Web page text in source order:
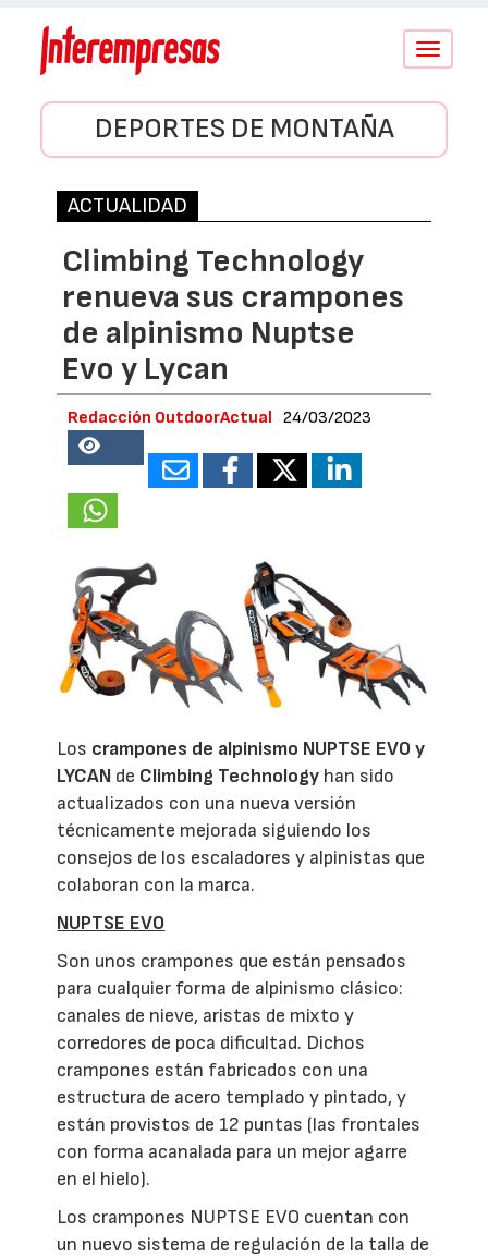
Conmutar
DEPORTES DE MONTAÑA
ACTUALIDAD
Climbing Technology
renueva sus crampones
de alpinismo Nuptse
Evo y Lycan
Redacción OutdoorActual 24/03/2023
23580
Los crampones de alpinismo NUPTSE EVO y
LYCAN de Climbing Technology han sido
actualizados con una nueva versión
técnicamente mejorada siguiendo los
consejos de los escaladores y alpinistas que
colaboran con la marca.
NUPTSE EVO
Son unos crampones que están pensados
para cualquier forma de alpinismo clásico:
canales de nieve, aristas de mixto y
corredores de poca dificultad. Dichos
crampones están fabricados con una
estructura de acero templado y pintado, y
están provistos de 12 puntas (las frontales
con forma acanalada para un mejor agarre
en el hielo).
Los crampones NUPTSE EVO cuentan con
un nuevo sistema de regulación de la talla de